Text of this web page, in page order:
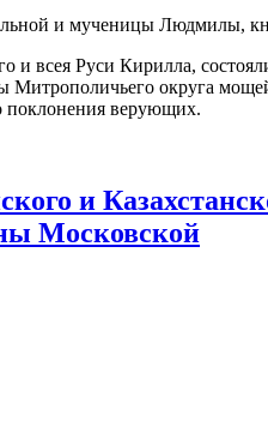
и мученицы Людмилы,
всея Руси Кирилла,
Митрополичьего округа
поклонения верующих.
и
Московской